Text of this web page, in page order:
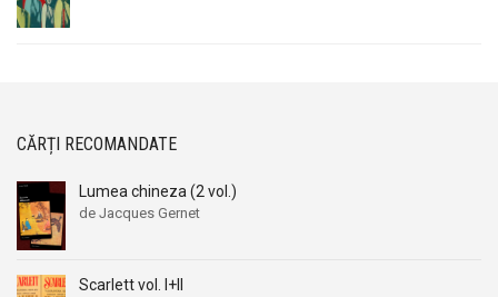
CĂRȚI RECOMANDATE
Lumea chineza (2 vol.)
de Jacques Gernet
Scarlett vol. I+II